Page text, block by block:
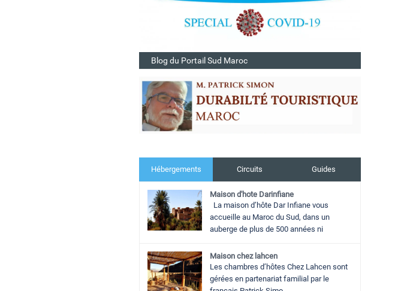
Blog du Portail Sud Maroc
Hébergements Circuits Guides
Maison d'hote Darinfiane
La maison d’hôte Dar Infiane vous
accueille au Maroc du Sud, dans un
auberge de plus de 500 années ni
Maison chez lahcen
Les chambres d’hôtes Chez Lahcen sont
gérées en partenariat familial par le